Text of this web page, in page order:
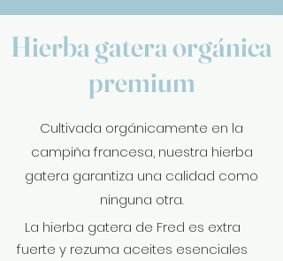
Hierba gatera orgánica
premium
Cultivada orgánicamente en la
campiña francesa, nuestra hierba
gatera garantiza una calidad como
ninguna otra.
La hierba gatera de Fred es extra
fuerte y rezuma aceites esenciales